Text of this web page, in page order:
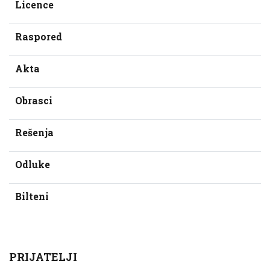
Licence
Raspored
Akta
Obrasci
Rešenja
Odluke
Bilteni
PRIJATELJI